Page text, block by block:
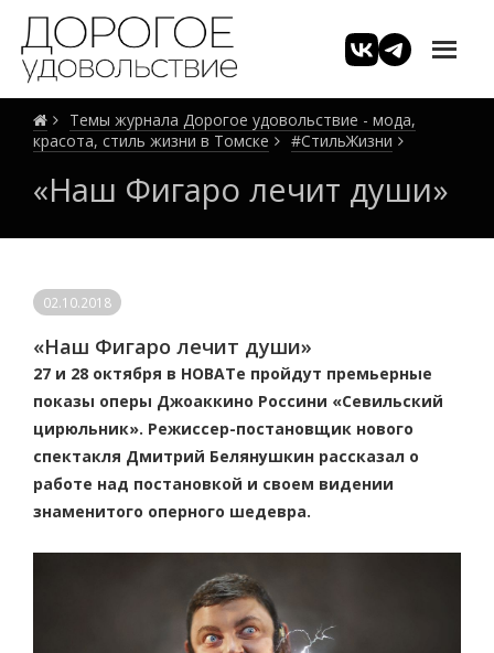
Темы журнала Дорогое удовольствие - мода,
красота, стиль жизни в Томске
#СтильЖизни
«Наш Фигаро лечит души»
02.10.2018
«Наш Фигаро лечит души»
27 и 28 октября в НОВАТе пройдут премьерные
показы оперы Джоаккино Россини «Севильский
цирюльник». Режиссер-постановщик нового
спектакля Дмитрий Белянушкин рассказал о
работе над постановкой и своем видении
знаменитого оперного шедевра.